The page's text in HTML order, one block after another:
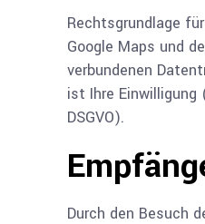
Rechtsgrundlage
Google Maps und
verbundenen
ist Ihre
DSGVO).
Durch den Besuch